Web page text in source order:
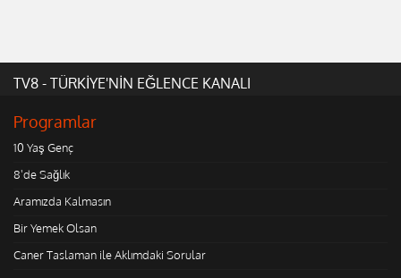
TV8 - TÜRKİYE'NİN EĞLENCE KANALI
Programlar
10 Yaş Genç
8'de Sağlık
Aramızda Kalmasın
Bir Yemek Olsan
Caner Taslaman ile Aklımdaki Sorular